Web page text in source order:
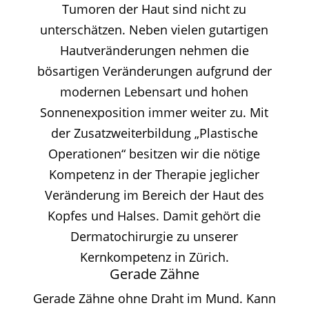
Tumoren der Haut sind nicht zu
unterschätzen. Neben vielen gutartigen
Hautveränderungen nehmen die
bösartigen Veränderungen aufgrund der
modernen Lebensart und hohen
Sonnenexposition immer weiter zu. Mit
der Zusatzweiterbildung „Plastische
Operationen“ besitzen wir die nötige
Kompetenz in der Therapie jeglicher
Veränderung im Bereich der Haut des
Kopfes und Halses. Damit gehört die
Dermatochirurgie zu unserer
Kernkompetenz in Zürich.
Gerade Zähne
Gerade Zähne ohne Draht im Mund. Kann